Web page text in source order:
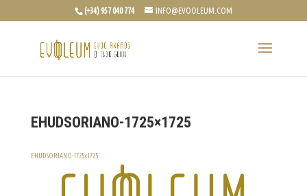
(+34) 957 040 774 INFO@EVOOLEUM.COM
EHUDSORIANO-1725×1725
EHUDSORIANO-1725x1725